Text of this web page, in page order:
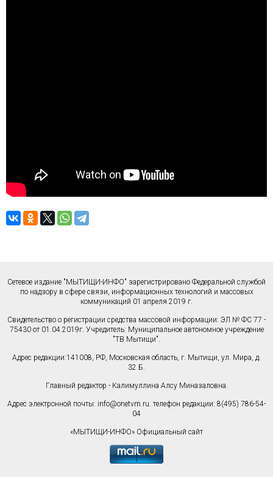
Сетевое издание "МЫТИЩИ-ИНФО" зарегистрировано Федеральной службой
по надзору в сфере связи, информационных технологий и массовых
коммуникаций 01 апреля 2019 г.
Свидетельство о регистрации средства массовой информации: ЭЛ № ФС 77 -
75430 от 01.04.2019г. Учредитель: Муниципальное автономное учреждение
"ТВ Мытищи".
Адрес редакции:141008, РФ, Московская область, г. Мытищи, ул. Мира, д.
32 Б.
Главный редактор - Калимуллина Алсу Миназаловна.
Адрес электронной почты: info@onetvm.ru. телефон редакции: 8(495) 786-54-
04
«МЫТИЩИ-ИНФО» Официальный сайт